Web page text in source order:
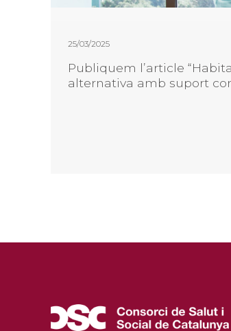
25/03/2025
Publiquem l’article
alternativa amb suport